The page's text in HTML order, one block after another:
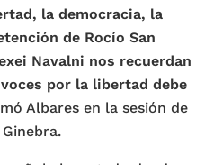
la democracia, la
de Rocío San
Navalni nos recuerdan
por la libertad debe
Albares en la sesión de